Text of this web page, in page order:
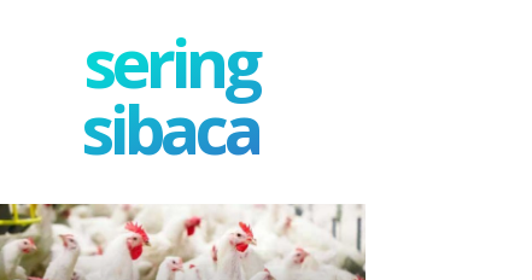
sering
sibaca